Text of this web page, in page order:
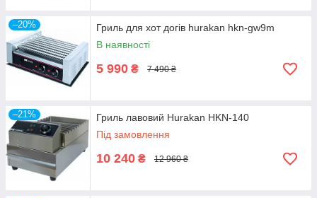
–20%
Гриль для хот догів hurakan hkn-gw9m
В наявності
5 990 ₴ 7 490 ₴
–21%
Гриль лавовий Hurakan HKN-140
Під замовлення
10 240 ₴ 12 960 ₴